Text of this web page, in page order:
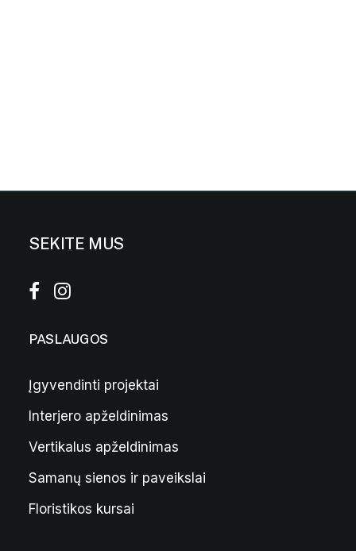
Kedeninė tilandsija
SEKITE MUS
PASLAUGOS
Įgyvendinti projektai
Interjero apželdinimas
Vertikalus apželdinimas
Samanų sienos ir paveikslai
Floristikos kursai